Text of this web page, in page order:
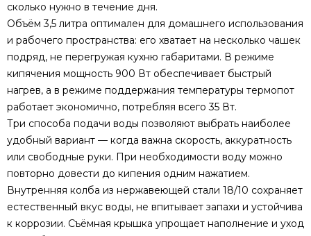
сколько нужно в течение дня.
Объём 3,5 литра оптимален для домашнего использования
и рабочего пространства: его хватает на несколько чашек
подряд, не перегружая кухню габаритами. В режиме
кипячения мощность 900 Вт обеспечивает быстрый
нагрев, а в режиме поддержания температуры термопот
работает экономично, потребляя всего 35 Вт.
Три способа подачи воды позволяют выбрать наиболее
удобный вариант — когда важна скорость, аккуратность
или свободные руки. При необходимости воду можно
повторно довести до кипения одним нажатием.
Внутренняя колба из нержавеющей стали 18/10 сохраняет
естественный вкус воды, не впитывает запахи и устойчива
к коррозии. Съёмная крышка упрощает наполнение и уход